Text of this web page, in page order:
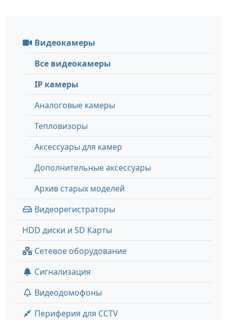
Видеокамеры
Все видеокамеры
IP камеры
Аналоговые камеры
Тепловизоры
Аксессуары для камер
Дополнительные аксессуары
Архив старых моделей
Видеорегистраторы
HDD диски и SD Карты
Сетевое оборудование
Сигнализация
Видеодомофоны
Периферия для CCTV